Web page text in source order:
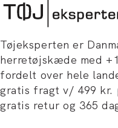
Tøjeksperten er
herretøjskæde med
fordelt over hele
gratis fragt v/ 499 kr.
gratis retur og 365